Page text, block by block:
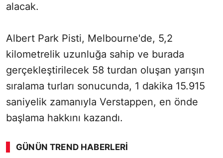
alacak.
Albert Park Pisti, Melbourne'de, 5,2
kilometrelik uzunluğa sahip ve burada
gerçekleştirilecek 58 turdan oluşan yarışın
sıralama turları sonucunda, 1 dakika 15.915
saniyelik zamanıyla Verstappen, en önde
başlama hakkını kazandı.
GÜNÜN TREND HABERLERI